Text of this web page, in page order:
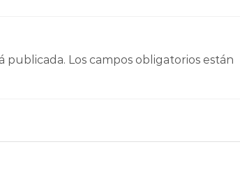
publicada. Los campos obligatorios están